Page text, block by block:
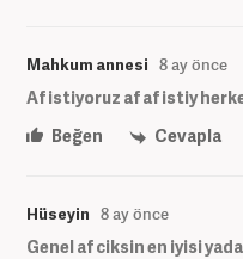
Mahkum annesi 8 ay önce
Af istiyoruz af af istiy
Beğen
Cevapla
Hüseyin 8 ay önce
Genel af ciksin en iyisi